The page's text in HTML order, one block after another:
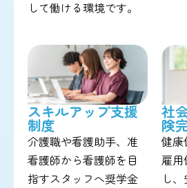
して働ける環境です。
スキルアップ支援
制度
介護職や看護助手、准
看護師から看護師を目
指すスタッフへ奨学金
社
険
健康
雇用
し